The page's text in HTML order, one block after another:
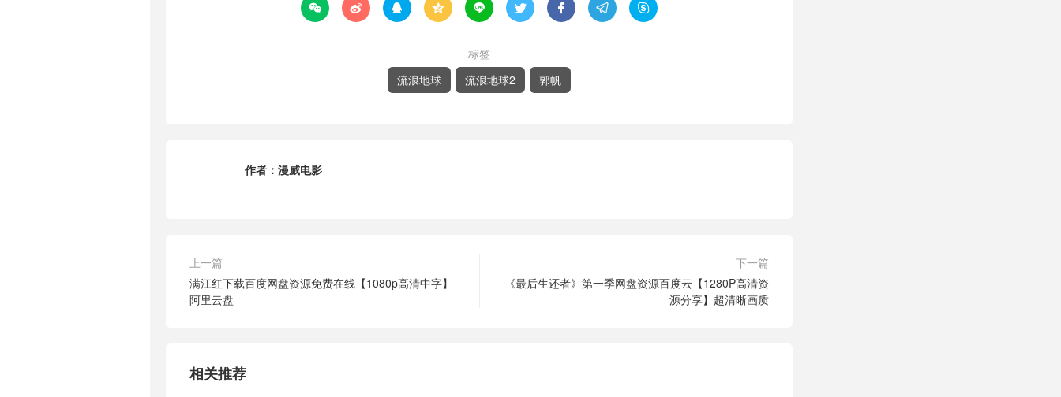
        
标签
流浪地球
流浪地球2 郭帆
作者： 漫威电影
上一篇
满江红下载百度网盘资源免费在线【1080p高清中字】
阿里云盘
下一篇
《最后生还者》第一季网盘资源百度云【1280P高清资
源分享】超清晰画质
相关推荐